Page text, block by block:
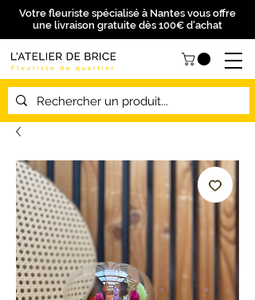
Votre fleuriste spécialisé à Nantes vous offre
une livraison gratuite dès 100€ d'achat